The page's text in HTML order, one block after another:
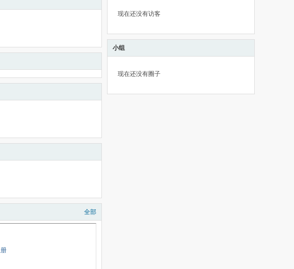
全部
现在还没有访客
小组
现在还没有圈子